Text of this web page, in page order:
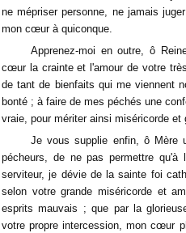
ne mépriser personne, ne jamais
mon cœur à quiconque.
Apprenez-moi en outre, ô
cœur la crainte et l'amour de votre
de tant de bienfaits qui me viennent
bonté ; à faire de mes péchés une
vraie, pour mériter ainsi miséricorde et
Je vous supplie enfin, ô Mère
pécheurs, de ne pas permettre
serviteur, je dévie de la sainte foi
selon votre grande miséricorde et
esprits mauvais ; que par la
votre propre intercession, mon cœur